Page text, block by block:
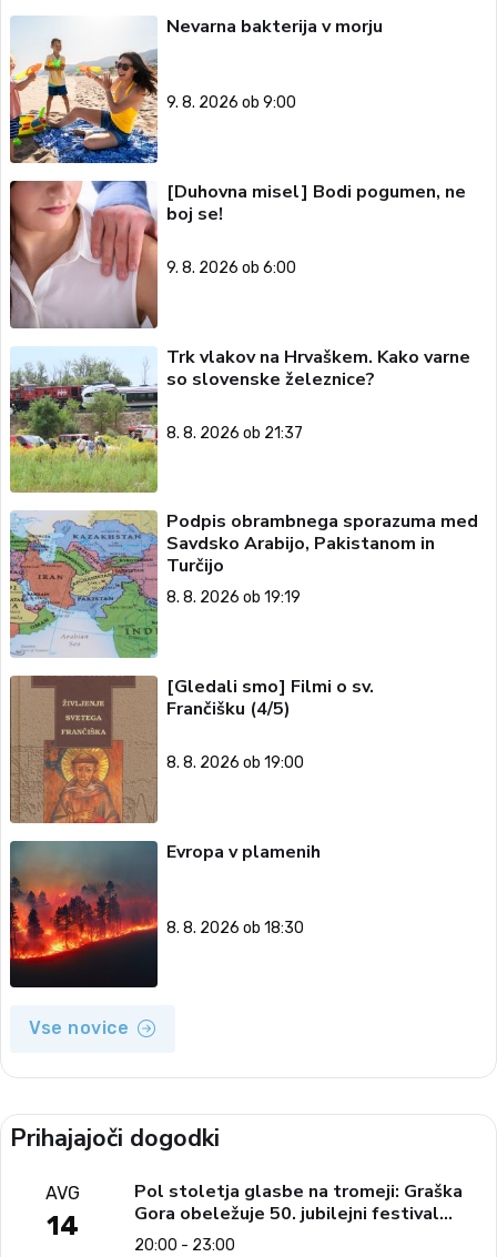
Nevarna bakterija v morju
9. 8. 2026 ob 9:00
[Duhovna misel] Bodi pogumen, ne
boj se!
9. 8. 2026 ob 6:00
Trk vlakov na Hrvaškem. Kako varne
so slovenske železnice?
8. 8. 2026 ob 21:37
Podpis obrambnega sporazuma med
Savdsko Arabijo, Pakistanom in
Turčijo
8. 8. 2026 ob 19:19
[Gledali smo] Filmi o sv.
Frančišku (4/5)
8. 8. 2026 ob 19:00
Evropa v plamenih
8. 8. 2026 ob 18:30
Vse novice
Prihajajoči dogodki
AVG
14
Pol stoletja glasbe na tromeji: Graška
Gora obeležuje 50. jubilejni festival
narodno-zabavne glasbe
20:00 - 23:00